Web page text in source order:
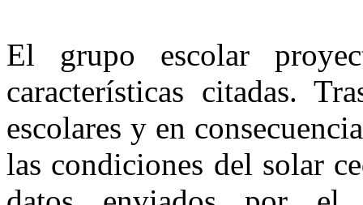
El grupo escolar
características citadas.
escolares y en
las condiciones del solar